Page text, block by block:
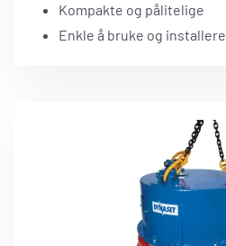
Kompakte og pålitelige
Enkle å bruke og installere